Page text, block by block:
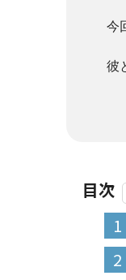
今
彼
目次
1
2